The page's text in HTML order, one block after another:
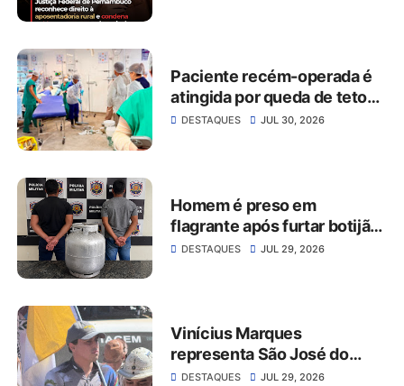
Paciente recém-operada é
atingida por queda de teto
no Hospital da Restauração
DESTAQUES JUL 30, 2026
Homem é preso em
flagrante após furtar botijão
de gás de estabelecimento
DESTAQUES JUL 29, 2026
Vinícius Marques
representa São José do
Belmonte na 56ª Missa do
DESTAQUES JUL 29, 2026